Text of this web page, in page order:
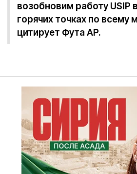
возобновим работу USIP
горячих точках по всему
цитирует Фута AP.